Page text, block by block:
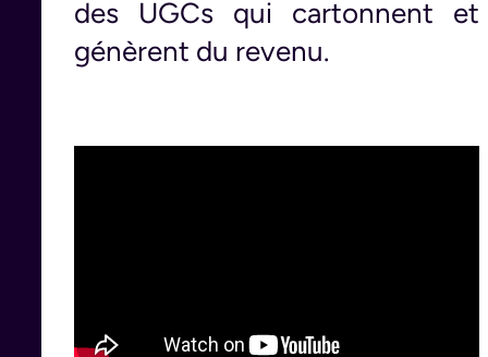
des UGCs qui cartonnent et
génèrent du revenu.